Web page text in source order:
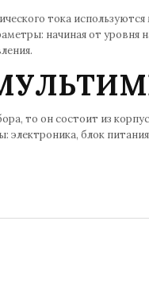
тока
начиная от уровня
то он состоит из
электроника, блок